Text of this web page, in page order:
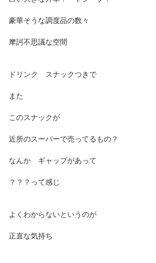
豪華そうな調度品の数々
摩訶不思議な空間
ドリンク　スナックつきで
また
このスナックが
近所のスーパーで売ってるもの？
なんか　ギャップがあって
？？？って感じ
よくわからないというのが
正直な気持ち